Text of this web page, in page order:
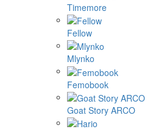
Timemore
Fellow
Mlynko
Femobook
Goat Story ARCO